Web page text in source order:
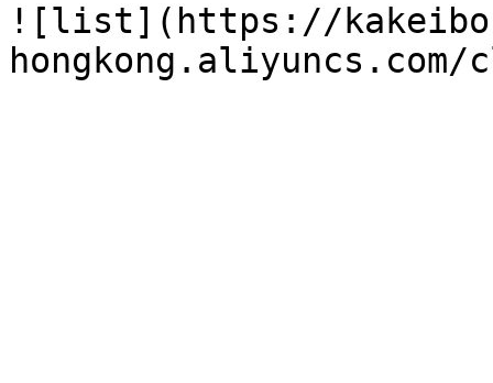
![list](https://